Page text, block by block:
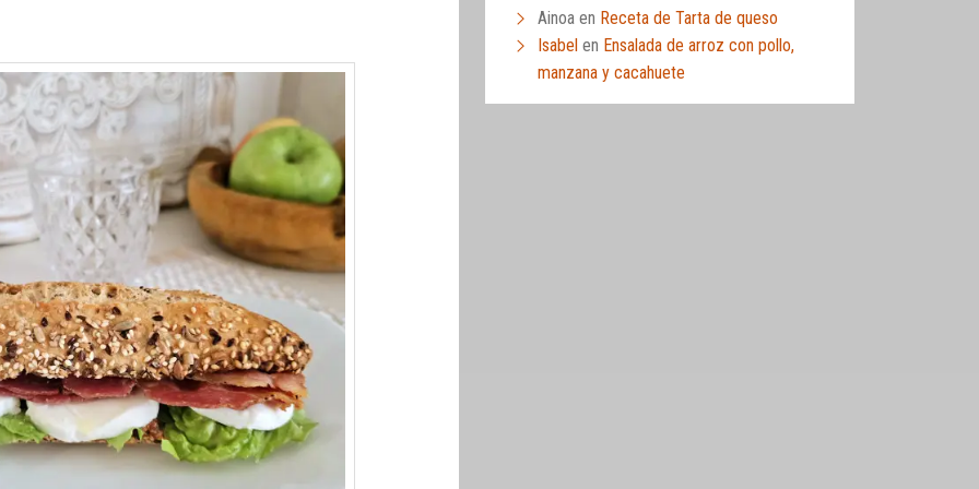
Ainoa en Receta de Tarta de queso
Isabel en Ensalada de arroz con pollo,
manzana y cacahuete